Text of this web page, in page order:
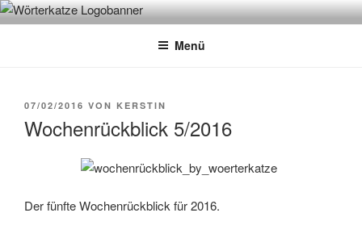
Zum
InhaltWÖRTERKATZE
Von Büchern erzählen
Menü
VERÖFFENTLICHT
07/02/2016 VON KERSTIN
Wochenrückblick 5/2016
Der fünfte Wochenrückblick für 2016.